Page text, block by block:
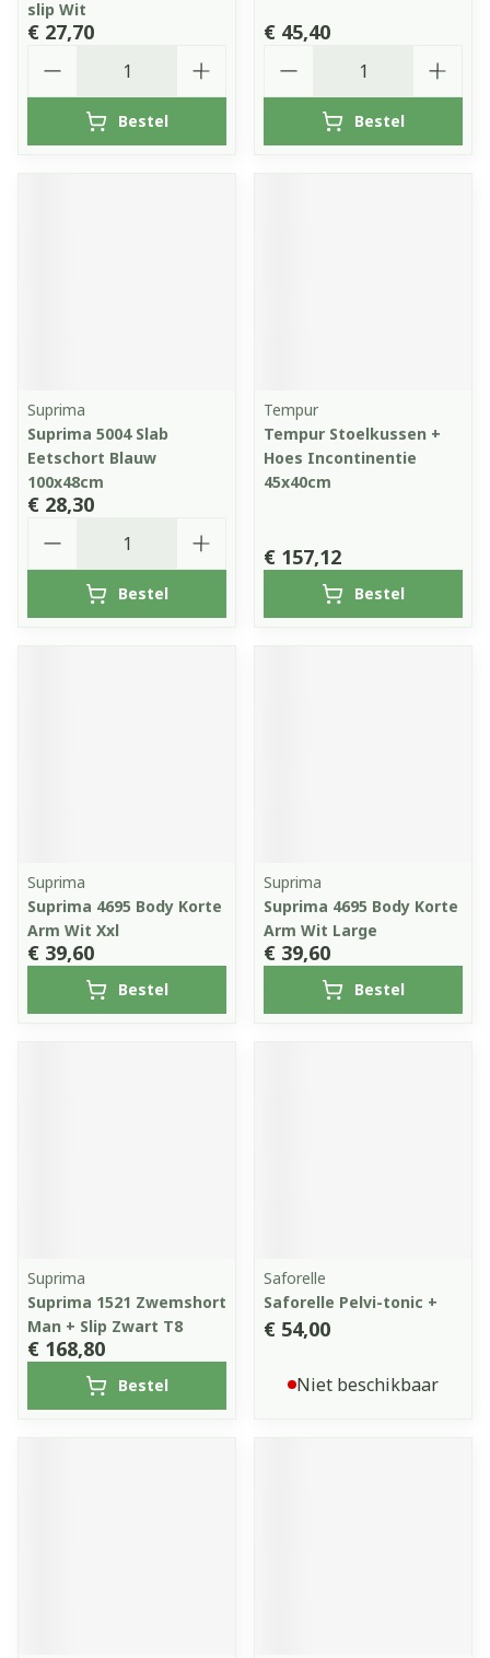
slip Wit
€ 27,70
Bestel
€ 45,40
Bestel
Suprima
Suprima 5004 Slab
Eetschort Blauw
100x48cm
€ 28,30
Bestel
Tempur
Tempur Stoelkussen +
Hoes Incontinentie
45x40cm
€ 157,12
Bestel
Suprima
Suprima 4695 Body Korte
Arm Wit Xxl
€ 39,60
Bestel
Suprima
Suprima 4695 Body Korte
Arm Wit Large
€ 39,60
Bestel
Suprima
Suprima 1521 Zwemshort
Man + Slip Zwart T8
€ 168,80
Bestel
Saforelle
Saforelle Pelvi-tonic +
€ 54,00
Niet beschikbaar